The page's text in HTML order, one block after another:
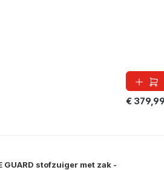
€
GUARD stofzuiger met zak -